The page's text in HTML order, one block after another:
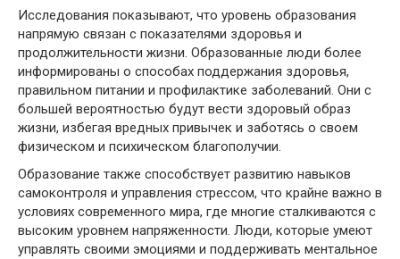
Исследования показывают, что уровень образования
напрямую связан с показателями здоровья и
продолжительности жизни. Образованные люди более
информированы о способах поддержания здоровья,
правильном питании и профилактике заболеваний. Они с
большей вероятностью будут вести здоровый образ
жизни, избегая вредных привычек и заботясь о своем
физическом и психическом благополучии.
Образование также способствует развитию навыков
самоконтроля и управления стрессом, что крайне важно в
условиях современного мира, где многие сталкиваются с
высоким уровнем напряженности. Люди, которые умеют
управлять своими эмоциями и поддерживать ментальное